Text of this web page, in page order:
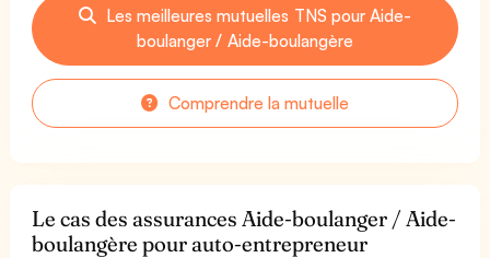
Les meilleures mutuelles TNS pour Aide-
boulanger / Aide-boulangère
Comprendre la mutuelle
Le cas des assurances Aide-boulanger / Aide-
boulangère pour auto-entrepreneur